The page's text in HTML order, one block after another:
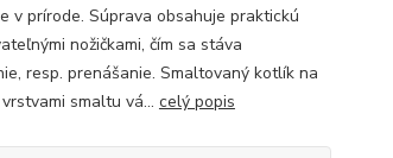
v prírode. Súprava obsahuje praktickú
nožičkami, čím sa stáva
resp. prenášanie. Smaltovaný kotlík na
smaltu vá... celý popis